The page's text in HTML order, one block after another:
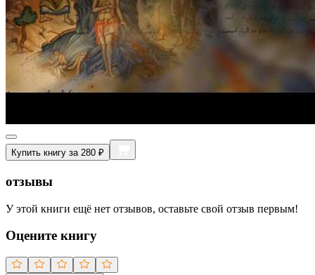
Купить книгу за 280 ₽
отзывы
У этой книги ещё нет отзывов, оставьте свой отзыв первым!
Оцените книгу